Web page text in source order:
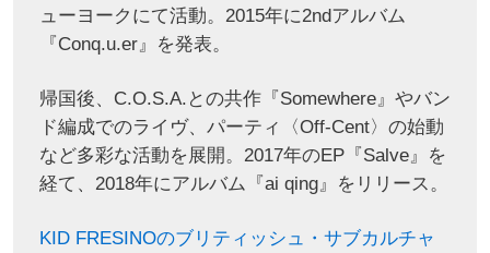
ューヨークにて活動。2015年に2ndアルバム
『Conq.u.er』を発表。
帰国後、C.O.S.A.との共作『Somewhere』やバン
ド編成でのライヴ、パーティ〈Off-Cent〉の始動
など多彩な活動を展開。2017年のEP『Salve』を
経て、2018年にアルバム『ai qing』をリリース。
KID FRESINOのブリティッシュ・サブカルチャ